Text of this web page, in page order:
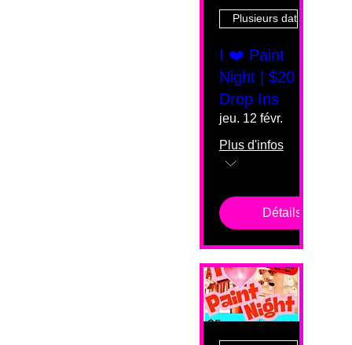
Plusieurs dates
I ❤️ Paint
Night | $20
Drop Ins
jeu. 12 févr.
Plus d'infos
Détails